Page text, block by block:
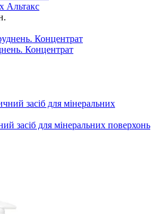
Альтакс
Концентрат
засіб для мінеральних поверхонь